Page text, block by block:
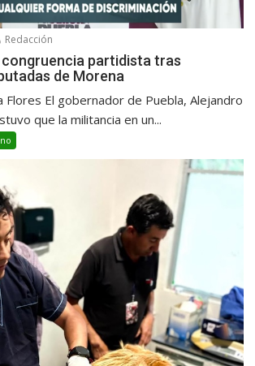
Redacción
partidista tras
de Morena
Flores El gobernador de Puebla, Alejandro
que la militancia en un...